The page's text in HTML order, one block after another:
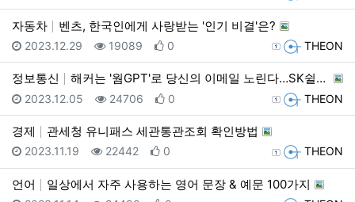
자동차 벤츠, 한국인에게 사랑받는 '인기 비결'은?
등록자 THEON
등록일
2023.12.29 조회
19089 추천
0
정보통신 해커는 '웜GPT'로 당신의 이메일 노린다…SK쉴더스가…
등록자 THEON
등록일
2023.12.05 조회
24706 추천
0
경제 관세청 유니패스 세관통관조회 확인방법
등록자 THEON
등록일
2023.11.19 조회
22442 추천
0
언어 일상에서 자주 사용하는 영어 문장 & 예문 100가지